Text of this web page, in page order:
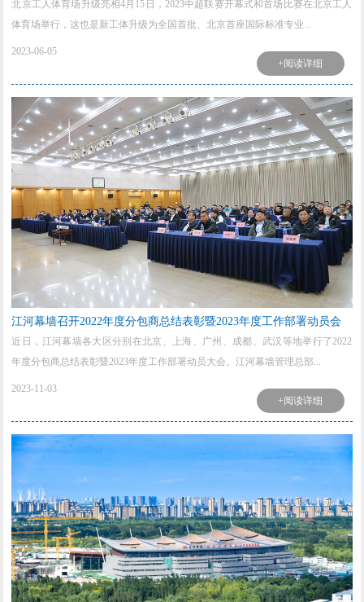
北京工人体育场升级亮相4月15日，2023中超联赛开幕式和首场比赛在北京工人
体育场举行，这也是新工体升级为全国首批、北京首座国际标准专业...
2023-06-05
+阅读详细
江河幕墙召开2022年度分包商总结表彰暨2023年度工作部署动员会
近日，江河幕墙各大区分别在北京、上海、广州、成都、武汉等地举行了2022
年度分包商总结表彰暨2023年度工作部署动员大会。江河幕墙管理总部...
2023-11-03
+阅读详细